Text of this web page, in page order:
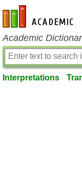
en-academic.com
Academic
Interpretations